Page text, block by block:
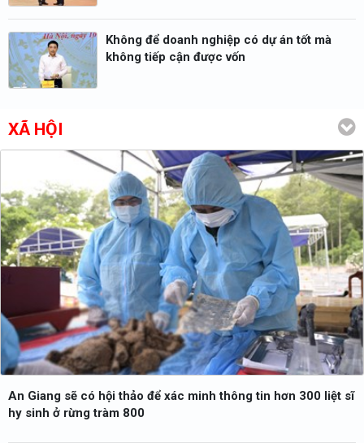
Không để doanh nghiệp có dự án tốt mà
không tiếp cận được vốn
XÃ HỘI
An Giang sẽ có hội thảo để xác minh thông tin hơn 300 liệt sĩ
hy sinh ở rừng tràm 800